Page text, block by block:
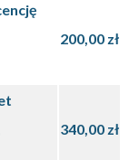
200,00 zł
340,00 zł